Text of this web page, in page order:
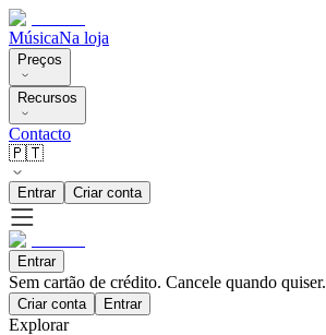
MúsicaNa loja
Preços
Recursos
Contacto
🇵🇹
Entrar Criar conta
Entrar
Sem cartão de crédito. Cancele quando quiser.
Criar conta Entrar
Explorar